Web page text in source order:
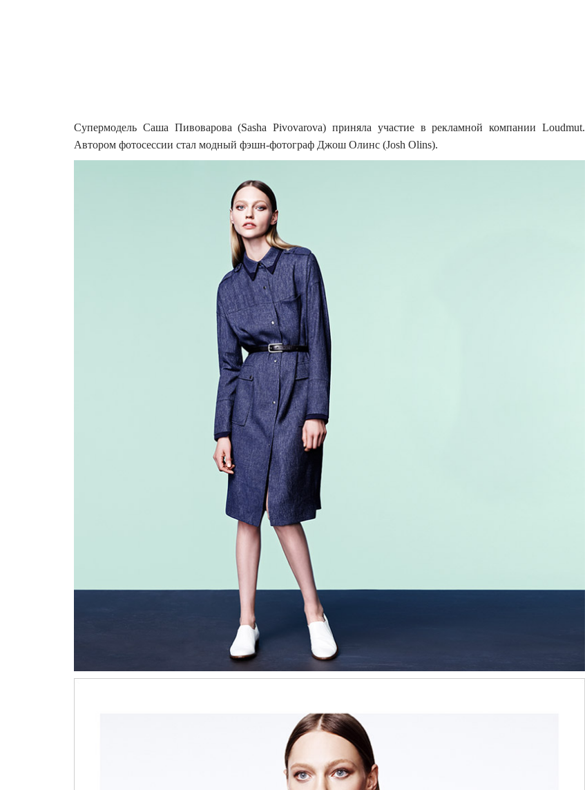
Супермодель Саша Пивоварова (Sasha Pivovarova) приняла участие в рекламной компании Loudmut.
Автором фотосессии стал модный фэшн-фотограф Джош Олинс (Josh Olins).